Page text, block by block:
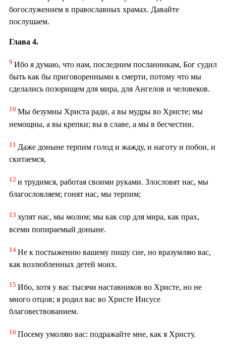
богослужением в православных храмах. Давайте
послушаем.
Глава 4.
9 Ибо я думаю, что нам, последним посланникам, Бог судил
быть как бы приговоренными к смерти, потому что мы
сделались позорищем для мира, для Ангелов и человеков.
10 Мы безумны Христа ради, а вы мудры во Христе; мы
немощны, а вы крепки; вы в славе, а мы в бесчестии.
11 Даже доныне терпим голод и жажду, и наготу и побои, и
скитаемся,
12 и трудимся, работая своими руками. Злословят нас, мы
благословляем; гонят нас, мы терпим;
13 хулят нас, мы молим; мы как сор для мира, как прах,
всеми попираемый доныне.
14 Не к постыжению вашему пишу сие, но вразумляю вас,
как возлюбленных детей моих.
15 Ибо, хотя у вас тысячи наставников во Христе, но не
много отцов; я родил вас во Христе Иисусе
благовествованием.
16 Посему умоляю вас: подражайте мне, как я Христу.